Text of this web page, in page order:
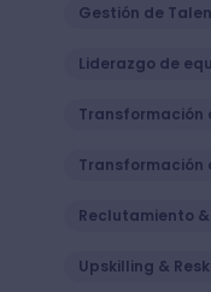
Gestión de
Liderazgo de
Transformación
Transformación
Reclutamiento
Upskilling &